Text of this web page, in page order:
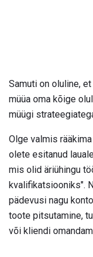
Samuti on oluline,
müüa oma kõige
müügi
Olge valmis
olete esitanud
mis olid äriühingu
kvalifikatsiooniks".
pädevusi nagu
toote pitsutamine,
või kliendi